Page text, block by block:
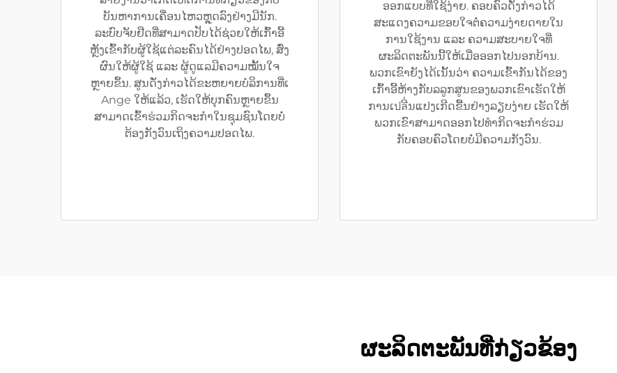
ບັນຫາການເຄື່ອນໄຫວຫຼຸດລົງຢ່າງມີນັກ.
ລະບົບຈັບຢືດທີ່ສາມາດປັບໄດ້ຊ່ວຍໃຫ້ເກົ້າອີ້
ຫຼັງເຂົ້າກັບຜູ້ໃຊ້ແຕ່ລະຄົນໄດ້ຢ່າງປອດໄພ, ສົ່ງ
ຜົນໃຫ້ຜູ້ໃຊ້ ແລະ ຜູ້ດູແລມີຄວາມໝັ້ນໃຈ
ຫຼາຍຂຶ້ນ. ສູນດັ່ງກ່າວໄດ້ຂະຫຍາຍບໍລິການທີ່ເ
Ange ໃຫ້ແລ້ວ, ເຮັດໃຫ້ບຸກຄົນຫຼາຍຂຶ້ນ
ສາມາດເຂົ້າຮ່ວມກິດຈະກຳໃນຊຸມຊົນໂດຍບໍ່
ຕ້ອງກັງວົນເຖິງຄວາມປອດໄພ.
ອອກແບບທີ່ໃຊ້ງ່າຍ. ຄອບຄົວດັ່ງກ່າວໄດ້
ສະແດງຄວາມຂອບໃຈຕໍ່ຄວາມງ່າຍດາຍໃນ
ການໃຊ້ງານ ແລະ ຄວາມສະບາຍໃຈທີ່
ຜະລິດຕະພັນນີ້ໃຫ້ເມື່ອອອກໄປນອກບ້ານ.
ພວກເຂົາຍັງໄດ້ເນັ້ນວ່າ ຄວາມເຂົ້າກັນໄດ້ຂອງ
ເກົ້າອີ້ຫ້າງກັບລລູກສູນຂອງພວກເຂົາເຮັດໃຫ້
ການເปลີ່ນແປງເກີດຂື້ນຢ່າງລຽບງ່າຍ ເຮັດໃຫ້
ພວກເຂົາສາມາດອອກໄປທຳກິດຈະກຳຮ່ວມ
ກັບຄອບຄົວໂດຍບໍ່ມີຄວາມກັງວົນ.
ຜະລິດຕະພັນທີ່ກ່ຽວຂ້ອງ